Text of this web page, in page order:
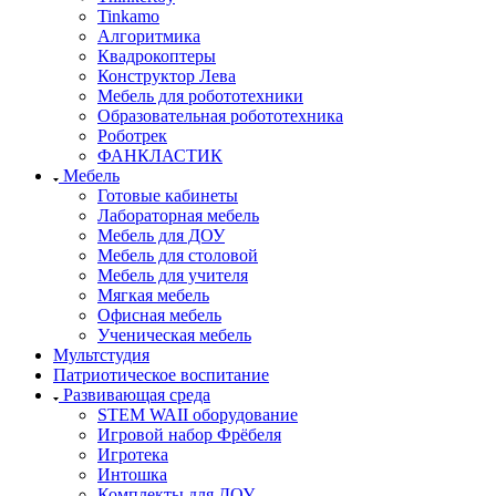
Tinkamo
Алгоритмика
Квадрокоптеры
Конструктор Лева
Мебель для робототехники
Образовательная робототехника
Роботрек
ФАНКЛАСТИК
Мебель
Готовые кабинеты
Лабораторная мебель
Мебель для ДОУ
Мебель для столовой
Мебель для учителя
Мягкая мебель
Офисная мебель
Ученическая мебель
Мультстудия
Патриотическое воспитание
Развивающая среда
STEM WAII оборудование
Игровой набор Фрёбеля
Игротека
Интошка